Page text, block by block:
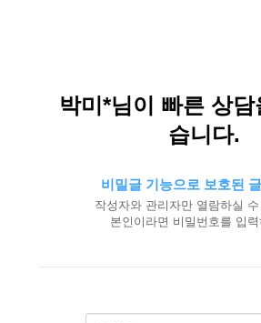
박미*님이 빠른 상담
습니다.
비밀글 기능으로 보호된
작성자와 관리자만 열람하실
본인이라면 비밀번호를 입